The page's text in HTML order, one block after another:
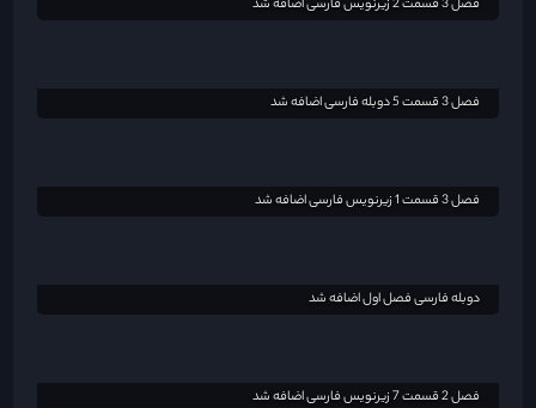
دوبله فارسی فصل اول اضافه شد
فصل 2 قسمت 7 زیرنویس فارسی اضافه شد
فصل اول کامل ( زیرنویس فارسی تا قسمت 2) اضافه شد